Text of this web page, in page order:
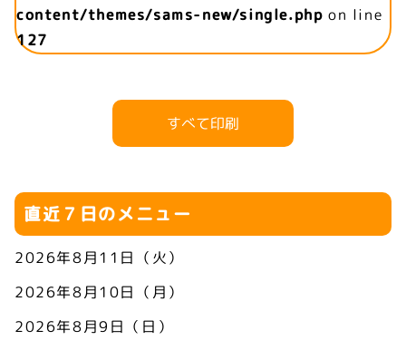
content/themes/sams-new/single.php on line
127
すべて印刷
直近７日のメニュー
2026年8月11日（火）
2026年8月10日（月）
2026年8月9日（日）